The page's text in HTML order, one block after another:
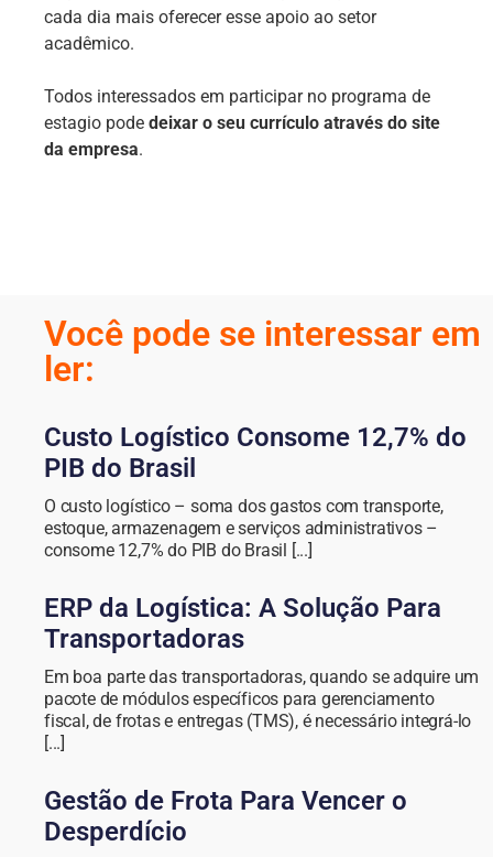
cada dia mais oferecer esse apoio ao setor
acadêmico.
Todos interessados em participar no programa de
estagio pode deixar o seu currículo através do site
da empresa.
Você pode se interessar em
ler:
Custo Logístico Consome 12,7% do
PIB do Brasil
O custo logístico – soma dos gastos com transporte,
estoque, armazenagem e serviços administrativos –
consome 12,7% do PIB do Brasil [...]
ERP da Logística: A Solução Para
Transportadoras
Em boa parte das transportadoras, quando se adquire um
pacote de módulos específicos para gerenciamento
fiscal, de frotas e entregas (TMS), é necessário integrá-lo
[...]
Gestão de Frota Para Vencer o
Desperdício